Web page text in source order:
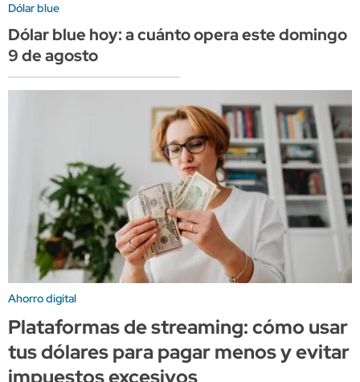
Dólar blue
Dólar blue hoy: a cuánto opera este domingo
9 de agosto
Ahorro digital
Plataformas de streaming: cómo usar
tus dólares para pagar menos y evitar
impuestos excesivos